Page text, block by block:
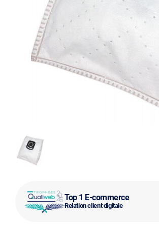
Top 1 E-commerce
Relation client digitale